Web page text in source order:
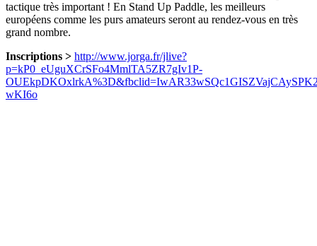
tactique très important ! En Stand Up Paddle, les meilleurs
européens comme les purs amateurs seront au rendez-vous en très
grand nombre.
Inscriptions > http://www.jorga.fr/jlive?
p=kP0_eUguXCrSFo4MmlTA5ZR7gIv1P-
wKI6o